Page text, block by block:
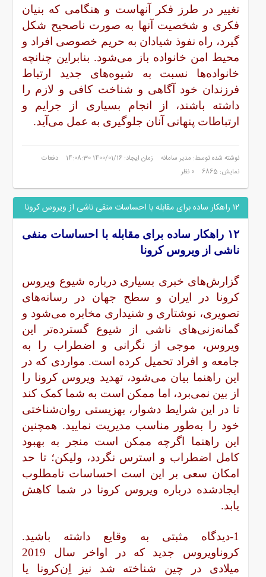
تغییر در طرز فکر آنهاست و هنگامی که بنیان
فکری و شخصیت آنها به صورت ناصحیح شکل
گیرد، راه نفوذ شیادان به حریم خصوصی افراد و
محیط امن خانواده باز می‌شود. بنابراین چنانچه
خانواده‌ها نسبت به شیوه‌های جدید ارتباط
فرزندان خود آگاهی و شناخت کافی و لازم را
داشته باشند، از انجام بسیاری از جرایم و
ارتباطات پنهانی آنان جلوگیری به عمل می‌آید.
نوشته شده توسط: مدیر سامانه زمان ایجاد: 1400/01/16 14:08:30
دفعات
نمایش: 6865
0 نظر
۱۲ راهکار ساده برای مقابله با احساسات منفی ناشی از ویروس کرونا
۱۲ راهکار ساده برای مقابله با احساسات منفی
ناشی از ویروس کرونا
گزارش‌های خبری بسیاری درباره شیوع ویروس
کرونا در ایران و سطح جهان در رسانه‌های
تصویری، نوشتاری و شنیداری مخابره می‌شود و
گمانه‌زنی‌های ناشی از شیوع گسترده‌تر این
ویروس، موجی از نگرانی و اضطراب را به
جامعه و افراد تحمیل کرده است. مواردی که در
این راهنما بیان می‌شود، تهدید ویروس کرونا را
از بین نمی‌برد، اما ممکن است به شما کمک کند
تا در این شرایط دشوار، بهزیستی روان‌شناختی
خود را به‌طور مناسب مدیریت نمایید. همچنین
این راهنما اگرچه ممکن است منجر به بهبود
کامل اضطراب و استرس نگردد، ولیکن؛ تا حد
امکان سعی بر این است احساسات نامطلوب
ایجادشده درباره ویروس کرونا در شما کاهش
یابد.
1-دیدگاه مثبتی به وقایع داشته باشید.
کروناویروس جدید که در اواخر سال 2019
میلادی در چین شناخته شد نیز اِن‌کرونا یا